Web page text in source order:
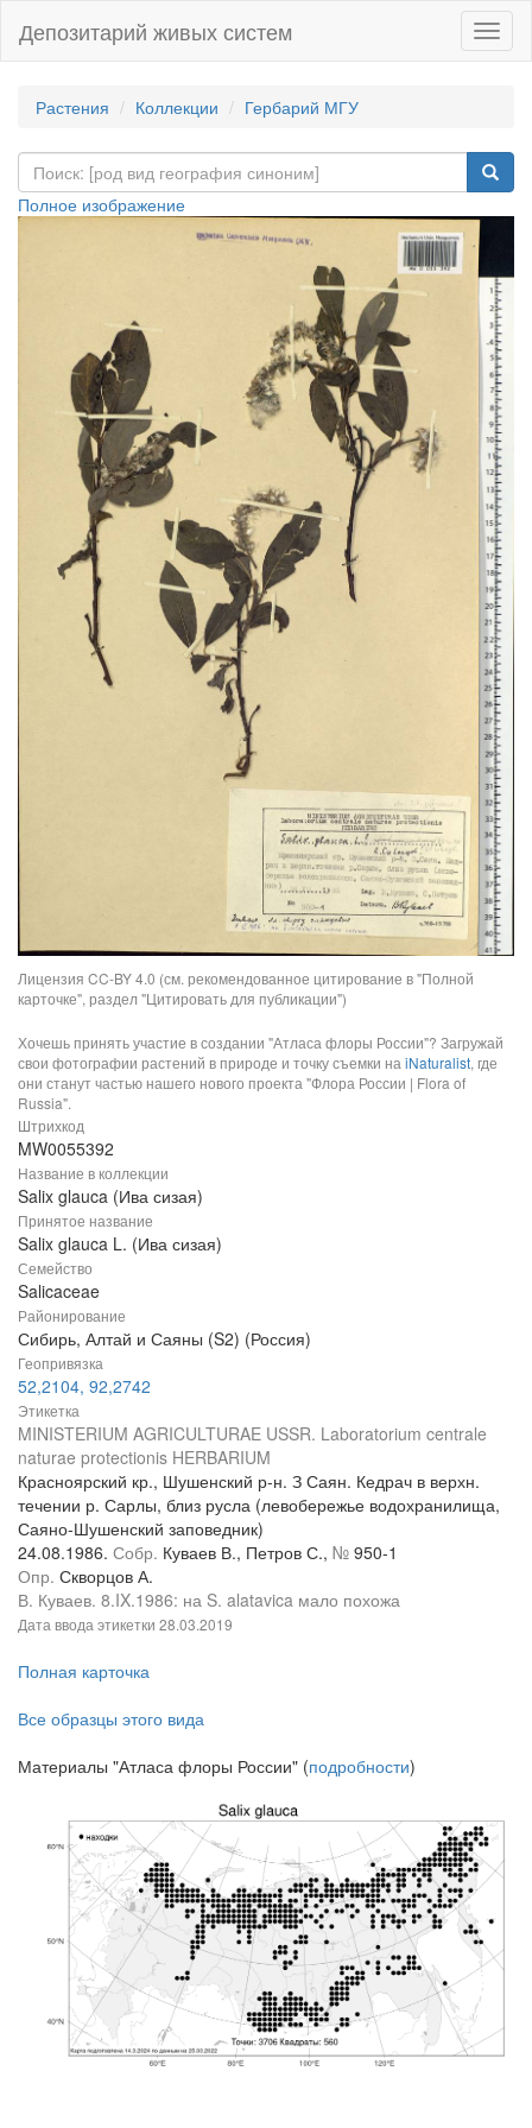
Депозитарий живых систем
Растения Коллекции Гербарий МГУ
Полное изображение
Лицензия CC-BY 4.0 (см. рекомендованное цитирование в "Полной
карточке", раздел "Цитировать для публикации")
Хочешь принять участие в создании "Атласа флоры России"? Загружай
свои фотографии растений в природе и точку съемки на iNaturalist, где
они станут частью нашего нового проекта "Флора России | Flora of
Russia".
Штрихкод
MW0055392
Название в коллекции
Salix glauca (Ива сизая)
Принятое название
Salix glauca L. (Ива сизая)
Семейство
Salicaceae
Районирование
Сибирь, Алтай и Саяны (S2) (Россия)
Геопривязка
52,2104, 92,2742
Этикетка
MINISTERIUM AGRICULTURAE USSR. Laboratorium centrale
naturae protectionis HERBARIUM
Красноярский кр., Шушенский р-н. З Саян. Кедрач в верхн.
течении р. Сарлы, близ русла (левобережье водохранилища,
Саяно-Шушенский заповедник)
24.08.1986. Собр. Куваев В., Петров С., № 950-1
Опр. Скворцов А.
В. Куваев. 8.IX.1986: на S. alatavica мало похожа
Дата ввода этикетки 28.03.2019
Полная карточка
Все образцы этого вида
Материалы "Атласа флоры России" (подробности)